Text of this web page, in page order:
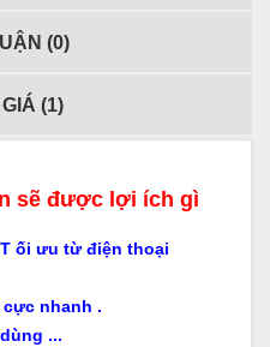
(0)
(1)
sẽ được lợi ích gì
T ối ưu từ điện thoại
cực nhanh .
...